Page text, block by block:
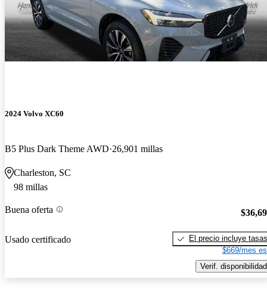
2024 Volvo XC60
B5 Plus Dark Theme AWD 26,901 millas
Charleston, SC
98 millas
Buena oferta
Usado certificado
El precio incluye tasas
$669/mes
Verif. disponibilidad